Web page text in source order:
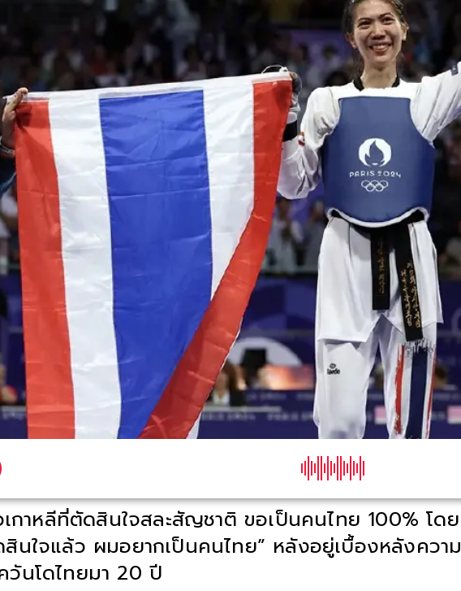
วเกาหลีที่ตัดสินใจสละสัญชาติ ขอเป็นคนไทย 100% โดย
นใจแล้ว ผมอยากเป็นคนไทย” หลังอยู่เบื้องหลังความ
วันโดไทยมา 20 ปี